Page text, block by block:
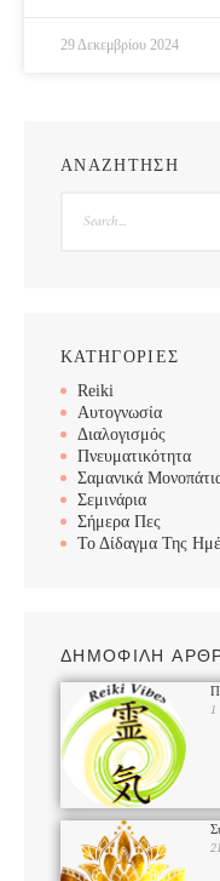
29 Δεκεμβρίου 2024
ΑΝΑΖΗΤΗΣΗ
ΚΑΤΗΓΟΡΙΕΣ
Reiki
Αυτογνωσία
Διαλογισμός
Πνευματικότητα
Σαμανικά
Σεμινάρια
Σήμερα Πες
Το Δίδαγμα Της
ΔΗΜΟΦΙΛΗ
1